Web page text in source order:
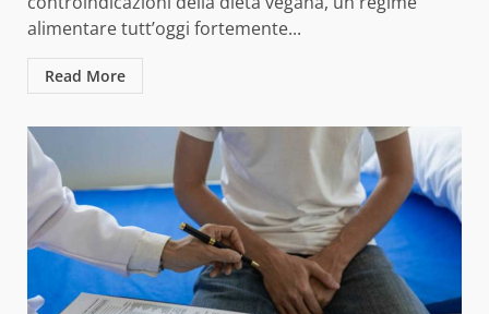
alimentare tutt’oggi fortemente...
Read More